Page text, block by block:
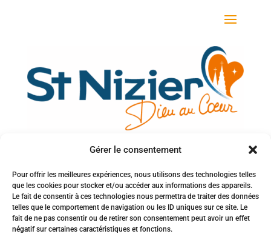
Gérer le consentement
Pour offrir les meilleures expériences, nous utilisons des technologies telles
que les cookies pour stocker et/ou accéder aux informations des appareils.
Le fait de consentir à ces technologies nous permettra de traiter des données
telles que le comportement de navigation ou les ID uniques sur ce site. Le
fait de ne pas consentir ou de retirer son consentement peut avoir un effet
négatif sur certaines caractéristiques et fonctions.
Votre adresse e-mail
Inscription à la newsletter